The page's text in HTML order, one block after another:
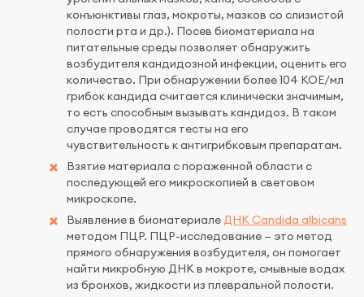
конъюнктивы глаз, мокроты, мазков со слизистой
полости рта и др.). Посев биоматериала на
питательные среды позволяет обнаружить
возбудителя кандидозной инфекции, оценить его
количество. При обнаружении более 104 КОЕ/мл
грибок кандида считается клинически значимым,
то есть способным вызывать кандидоз. В таком
случае проводятся тесты на его
чувствительность к антигрибковым препаратам.
Взятие материала с пораженной области с
последующей его микроскопией в световом
микроскопе.
Выявление в биоматериалеДНК Candida albicans
методом ПЦР. ПЦР-исследование — это метод
прямого обнаружения возбудителя, он помогает
найти микробную ДНК в мокроте, смывные водах
из бронхов, жидкости из плевральной полости.